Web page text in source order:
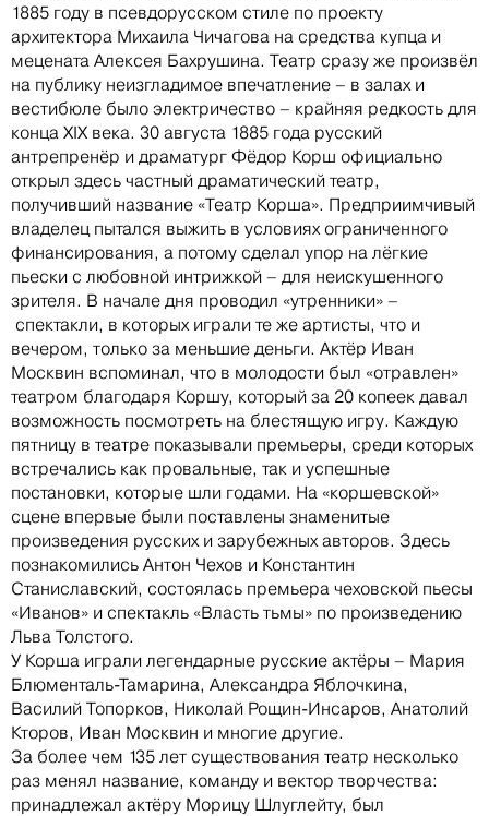
1885 году в псевдорусском стиле по проекту
архитектора Михаила Чичагова на средства купца и
мецената Алексея Бахрушина. Театр сразу же произвёл
на публику неизгладимое впечатление – в залах и
вестибюле было электричество – крайняя редкость для
конца XIX века. 30 августа 1885 года русский
антрепренёр и драматург Фёдор Корш официально
открыл здесь частный драматический театр,
получивший название «Театр Корша». Предприимчивый
владелец пытался выжить в условиях ограниченного
финансирования, а потому сделал упор на лёгкие
пьески с любовной интрижкой – для неискушенного
зрителя. В начале дня проводил «утренники» –
спектакли, в которых играли те же артисты, что и
вечером, только за меньшие деньги. Актёр Иван
Москвин вспоминал, что в молодости был «отравлен»
театром благодаря Коршу, который за 20 копеек давал
возможность посмотреть на блестящую игру. Каждую
пятницу в театре показывали премьеры, среди которых
встречались как провальные, так и успешные
постановки, которые шли годами. На «коршевской»
сцене впервые были поставлены знаменитые
произведения русских и зарубежных авторов. Здесь
познакомились Антон Чехов и Константин
Станиславский, состоялась премьера чеховской пьесы
«Иванов» и спектакль «Власть тьмы» по произведению
Льва Толстого.
У Корша играли легендарные русские актёры – Мария
Блюменталь-Тамарина, Александра Яблочкина,
Василий Топорков, Николай Рощин-Инсаров, Анатолий
Кторов, Иван Москвин и многие другие.
За более чем 135 лет существования театр несколько
раз менял название, команду и вектор творчества:
принадлежал актёру Морицу Шлуглейту, был